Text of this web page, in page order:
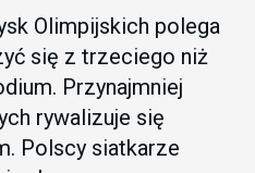
Olimpijskich polega
się z trzeciego niż
Przynajmniej
rywalizuje się
Polscy siatkarze